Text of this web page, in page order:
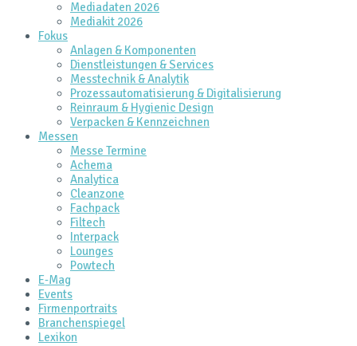
Mediadaten 2026
Mediakit 2026
Fokus
Anlagen & Komponenten
Dienstleistungen & Services
Messtechnik & Analytik
Prozessautomatisierung & Digitalisierung
Reinraum & Hygienic Design
Verpacken & Kennzeichnen
Messen
Messe Termine
Achema
Analytica
Cleanzone
Fachpack
Filtech
Interpack
Lounges
Powtech
E‑Mag
Events
Firmenportraits
Branchenspiegel
Lexikon